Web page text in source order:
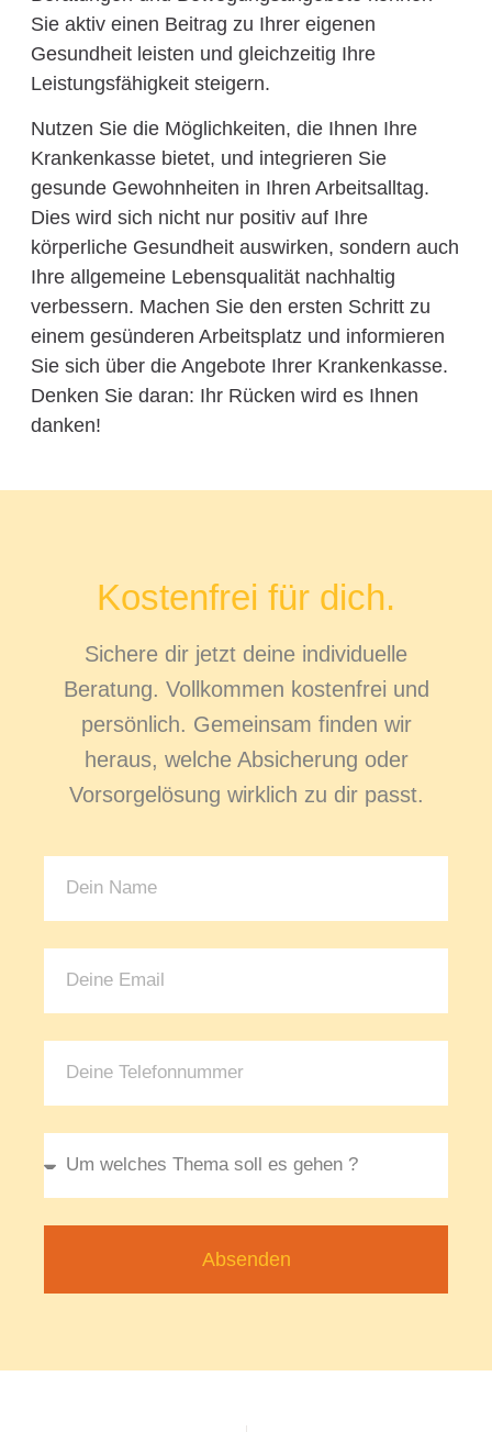
Sie aktiv einen Beitrag zu Ihrer eigenen
Gesundheit leisten und gleichzeitig Ihre
Leistungsfähigkeit steigern.
Nutzen Sie die Möglichkeiten, die Ihnen Ihre
Krankenkasse bietet, und integrieren Sie
gesunde Gewohnheiten in Ihren Arbeitsalltag.
Dies wird sich nicht nur positiv auf Ihre
körperliche Gesundheit auswirken, sondern auch
Ihre allgemeine Lebensqualität nachhaltig
verbessern. Machen Sie den ersten Schritt zu
einem gesünderen Arbeitsplatz und informieren
Sie sich über die Angebote Ihrer Krankenkasse.
Denken Sie daran: Ihr Rücken wird es Ihnen
danken!
Kostenfrei für dich.
Sichere dir jetzt deine individuelle
Beratung. Vollkommen kostenfrei und
persönlich. Gemeinsam finden wir
heraus, welche Absicherung oder
Vorsorgelösung wirklich zu dir passt.
Absenden